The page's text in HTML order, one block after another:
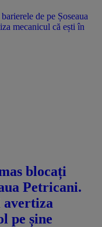
de pe Șoseaua
mecanicul că ești în
blocați
Petricani.
avertiza
pe șine